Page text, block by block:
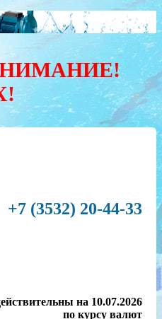
+7 (3532) 20-44-33
на 10.07.2026
по курсу валют